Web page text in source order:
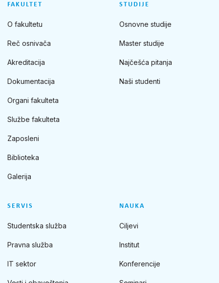
FAKULTET
O fakultetu
Reč osnivača
Akreditacija
Dokumentacija
Organi fakulteta
Službe fakulteta
Zaposleni
Biblioteka
Galerija
STUDIJE
Osnovne studije
Master studije
Najčešća pitanja
Naši studenti
SERVIS
Studentska služba
Pravna služba
IT sektor
NAUKA
Ciljevi
Institut
Konferencije